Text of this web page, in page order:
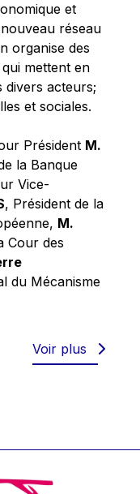
et
réseau
organise des
mettent en
divers acteurs;
et sociales.
Président M.
la Banque
Vice-
, Président de la
M.
Cour des
du Mécanisme
Voir plus